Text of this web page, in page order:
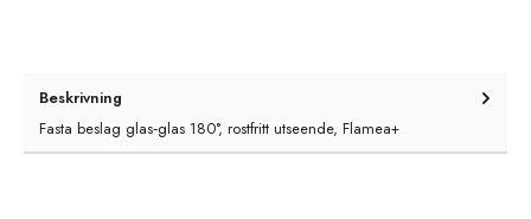
Beskrivning
Fasta beslag glas‑glas 180°, rostfritt utseende, Flamea+